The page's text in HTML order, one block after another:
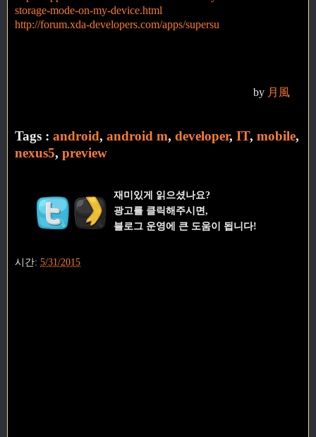
storage-mode-on-my-device.html
http://forum.xda-developers.com/apps/supersu
by 月風
Tags : android, android m, developer, IT, mobile,
nexus5, preview
재미있게 읽으셨나요?
광고를 클릭해주시면,
블로그 운영에 큰 도움이 됩니다!
시간: 5/31/2015